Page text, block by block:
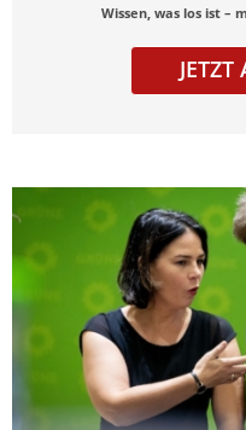
Wissen, was los ist –